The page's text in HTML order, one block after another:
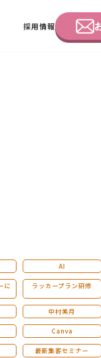
ダー研修
採用情報
AI
に ラッカープラン研修
中村美月
Canva
最新集客セミナー